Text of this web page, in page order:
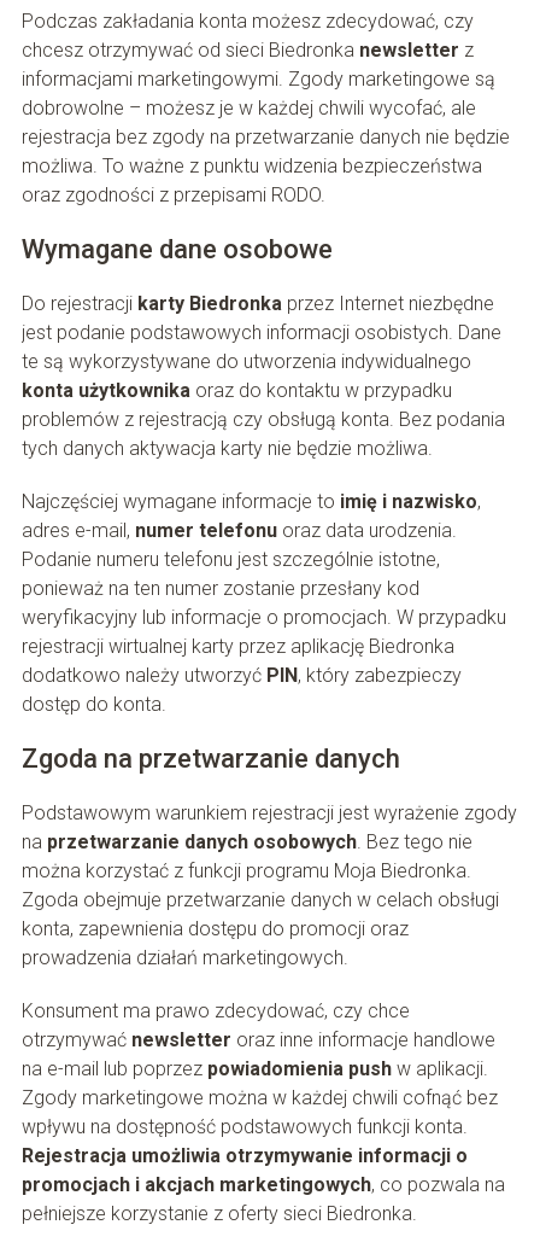
Podczas zakładania konta możesz zdecydować, czy
chcesz otrzymywać od sieci Biedronka newsletter z
informacjami marketingowymi. Zgody marketingowe są
dobrowolne – możesz je w każdej chwili wycofać, ale
rejestracja bez zgody na przetwarzanie danych nie będzie
możliwa. To ważne z punktu widzenia bezpieczeństwa
oraz zgodności z przepisami RODO.
Wymagane dane osobowe
Do rejestracji karty Biedronkaprzez Internet niezbędne
jest podanie podstawowych informacji osobistych. Dane
te są wykorzystywane do utworzenia indywidualnego
konta użytkownikaoraz do kontaktu w przypadku
problemów z rejestracją czy obsługą konta. Bez podania
tych danych aktywacja karty nie będzie możliwa.
Najczęściej wymagane informacje to imię i nazwisko,
adres e-mail, numer telefonuoraz data urodzenia.
Podanie numeru telefonu jest szczególnie istotne,
ponieważ na ten numer zostanie przesłany kod
weryfikacyjny lub informacje o promocjach. W przypadku
rejestracji wirtualnej karty przez aplikację Biedronka
dodatkowo należy utworzyć PIN, który zabezpieczy
dostęp do konta.
Zgoda na przetwarzanie danych
Podstawowym warunkiem rejestracji jest wyrażenie zgody
na przetwarzanie danych osobowych. Bez tego nie
można korzystać z funkcji programu Moja Biedronka.
Zgoda obejmuje przetwarzanie danych w celach obsługi
konta, zapewnienia dostępu do promocji oraz
prowadzenia działań marketingowych.
Konsument ma prawo zdecydować, czy chce
otrzymywać newsletter oraz inne informacje handlowe
na e-mail lub poprzez powiadomienia pushw aplikacji.
Zgody marketingowe można w każdej chwili cofnąć bez
wpływu na dostępność podstawowych funkcji konta.
Rejestracja umożliwia otrzymywanie informacji o
promocjach i akcjach marketingowych, co pozwala na
pełniejsze korzystanie z oferty sieci Biedronka.